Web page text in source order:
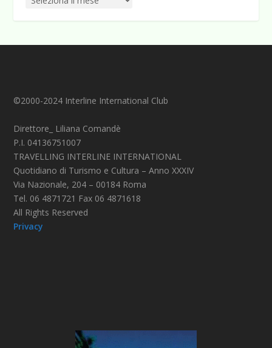
©2000-2024 Interline International Club
Direttore_ Liliana Comandè
P.I. 04136751007
TRAVELLING INTERLINE INTERNATIONAL
Quotidiano di Turismo e Cultura – Anno XXXIV
Via Nazionale, 204 – 00184 Roma
Tel. 06 4871721 Fax 06 4871618
All Rights Reserved
Privacy